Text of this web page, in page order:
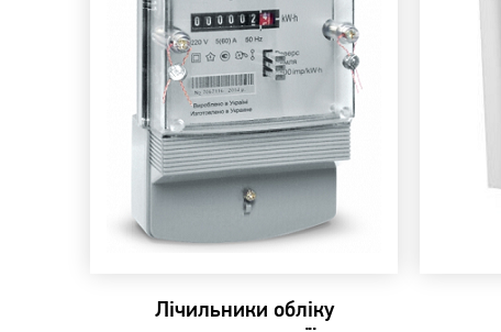
Лічильники обліку